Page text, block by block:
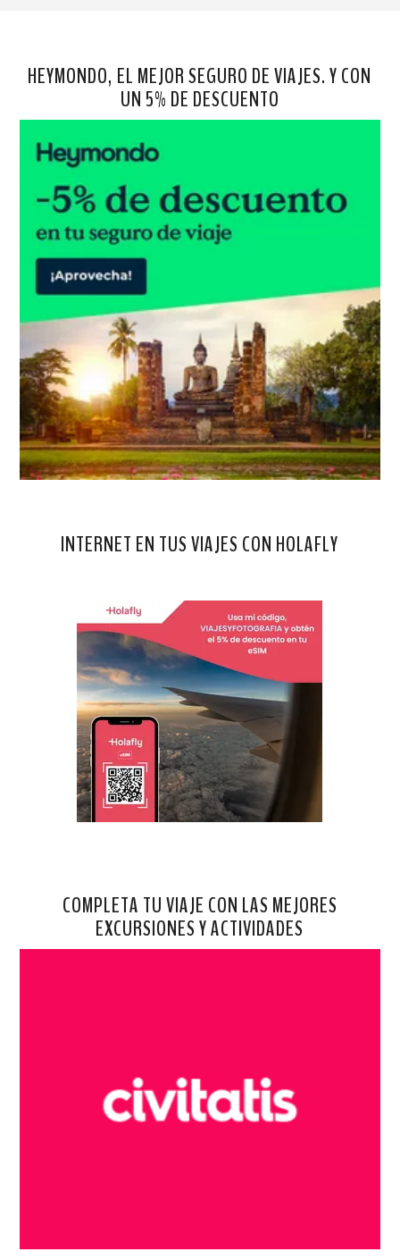
HEYMONDO, EL MEJOR SEGURO DE VIAJES. Y CON
UN 5% DE DESCUENTO
INTERNET EN TUS VIAJES CON HOLAFLY
COMPLETA TU VIAJE CON LAS MEJORES
EXCURSIONES Y ACTIVIDADES